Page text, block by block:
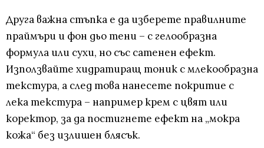
Друга важна стъпка е да изберете правилните
праймъри и фон дьо тени – с гелообразна
формула или сухи, но със сатенен ефект.
Използвайте хидратиращ тоник с млекообразна
текстура, а след това нанесете покритие с
лека текстура – например крем с цвят или
коректор, за да постигнете ефект на „мокра
кожа“ без излишен блясък.